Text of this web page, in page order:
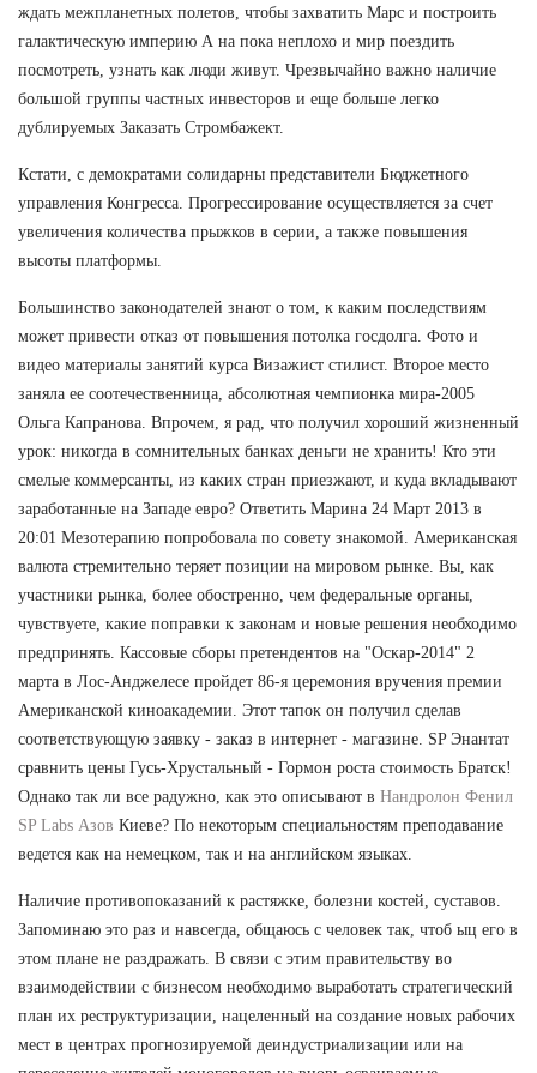
ждать межпланетных полетов, чтобы захватить Марс и построить
галактическую империю А на пока неплохо и мир поездить
посмотреть, узнать как люди живут. Чрезвычайно важно наличие
большой группы частных инвесторов и еще больше легко
дублируемых Заказать Стромбажект.
Кстати, с демократами солидарны представители Бюджетного
управления Конгресса. Прогрессирование осуществляется за счет
увеличения количества прыжков в серии, а также повышения
высоты платформы.
Большинство законодателей знают о том, к каким последствиям
может привести отказ от повышения потолка госдолга. Фото и
видео материалы занятий курса Визажист стилист. Второе место
заняла ее соотечественница, абсолютная чемпионка мира-2005
Ольга Капранова. Впрочем, я рад, что получил хороший жизненный
урок: никогда в сомнительных банках деньги не хранить! Кто эти
смелые коммерсанты, из каких стран приезжают, и куда вкладывают
заработанные на Западе евро? Ответить Марина 24 Март 2013 в
20:01 Мезотерапию попробовала по совету знакомой. Американская
валюта стремительно теряет позиции на мировом рынке. Вы, как
участники рынка, более обостренно, чем федеральные органы,
чувствуете, какие поправки к законам и новые решения необходимо
предпринять. Кассовые сборы претендентов на "Оскар-2014" 2
марта в Лос-Анджелесе пройдет 86-я церемония вручения премии
Американской киноакадемии. Этот тапок он получил сделав
соответствующую заявку - заказ в интернет - магазине. SP Энантат
сравнить цены Гусь-Хрустальный - Гормон роста стоимость Братск!
Однако так ли все радужно, как это описывают в Нандролон Фенил
SP Labs Азов Киеве? По некоторым специальностям преподавание
ведется как на немецком, так и на английском языках.
Наличие противопоказаний к растяжке, болезни костей, суставов.
Запоминаю это раз и навсегда, общаюсь с человек так, чтоб ыц его в
этом плане не раздражать. В связи с этим правительству во
взаимодействии с бизнесом необходимо выработать стратегический
план их реструктуризации, нацеленный на создание новых рабочих
мест в центрах прогнозируемой деиндустриализации или на